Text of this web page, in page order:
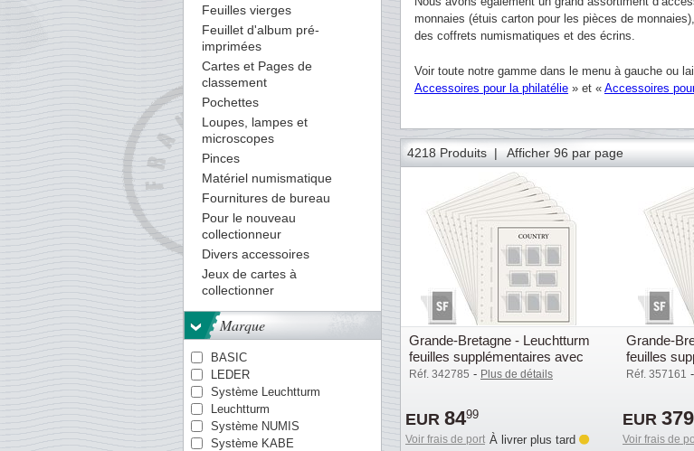
Feuilles vierges
Feuillet d'album pré-
imprimées
Cartes et Pages de
classement
Pochettes
Loupes, lampes et
microscopes
Pinces
Matériel numismatique
Fournitures de bureau
Pour le nouveau
collectionneur
Divers accessoires
Jeux de cartes à
collectionner
Marque
BASIC
LEDER
Système Leuchtturm
Leuchtturm
Système NUMIS
Système KABE
monnaies (étuis carton pour les pièces de
des coffrets numismatiques et des écrins.
Voir toute notre gamme dans le menu à gauche ou
Accessoires pour la philatélie » et « Accessoires
4218 Produits | Afficher 96 par page
32 34 41 42 43 44 45 46 47
Grande-Bretagne - Leuchtturm
feuilles supplémentaires avec
pochettes (SF) - 2010-2019
Réf. 342785 - Plus de détails
EUR 8499
Voir frais de port À livrer plus tard
Grande-
feuilles
pochettes
Réf. 357161 -
EUR 379
Voir frais de